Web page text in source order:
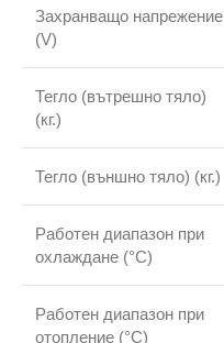
Захранващо напрежение
(V)
Тегло (вътрешно тяло)
(кг.)
Тегло (външно тяло) (кг.)
Работен диапазон при
охлаждане (°С)
Работен диапазон при
отопление (°С)